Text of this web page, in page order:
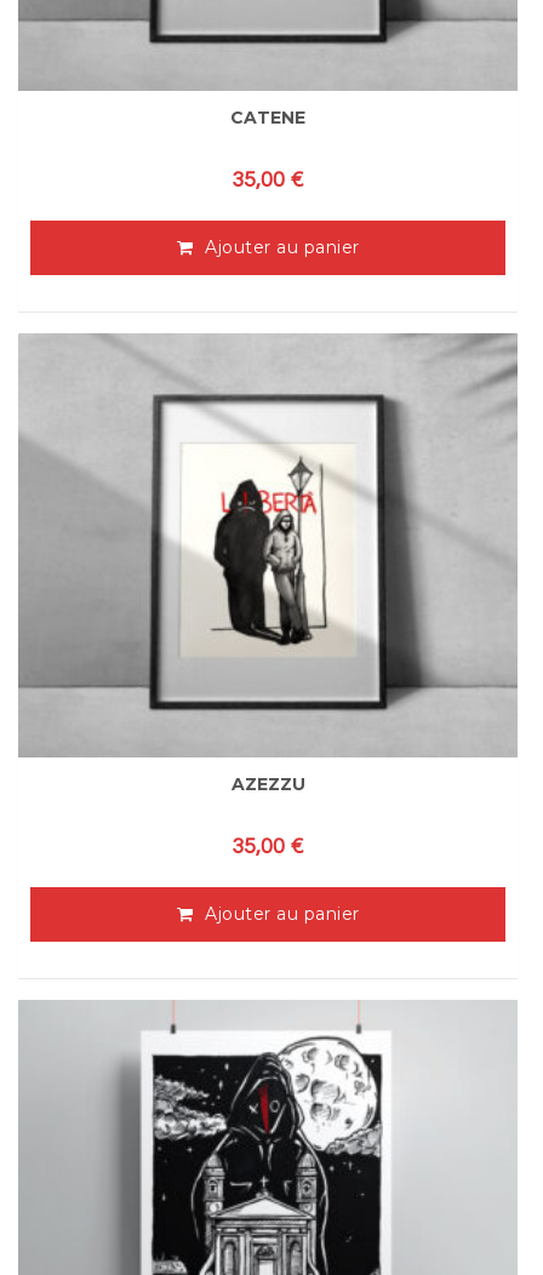
CATENE
35,00 €
Ajouter au panier
AZEZZU
35,00 €
Ajouter au panier